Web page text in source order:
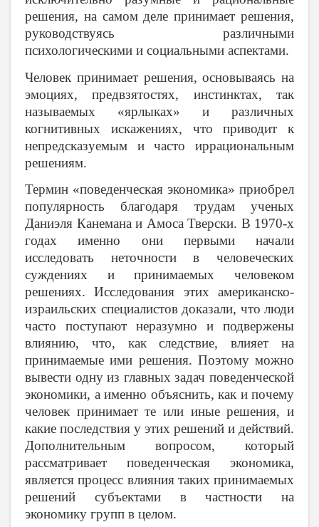
решения, на самом деле принимает решения,
руководствуясь различными
психологическими и социальными аспектами.
Человек принимает решения, основываясь на
эмоциях, предвзятостях, инстинктах, так
называемых «ярлыках» и различных
когнитивных искажениях, что приводит к
непредсказуемым и часто иррациональным
решениям.
Термин «поведенческая экономика» приобрел
популярность благодаря трудам ученых
Даниэля Канемана и Амоса Тверски. В 1970-х
годах именно они первыми начали
исследовать неточности в человеческих
суждениях и принимаемых человеком
решениях. Исследования этих американско-
израильских специалистов доказали, что люди
часто поступают неразумно и подвержены
влиянию, что, как следствие, влияет на
принимаемые ими решения. Поэтому можно
вывести одну из главных задач поведенческой
экономики, а именно объяснить, как и почему
человек принимает те или иные решения, и
какие последствия у этих решений и действий.
Дополнительным вопросом, который
рассматривает поведенческая экономика,
является процесс влияния таких принимаемых
решений субъектами в частности на
экономику групп в целом.